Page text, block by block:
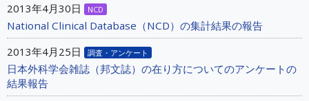
2013年4月30日
NCD
National Clinical Database（NCD）の集計結果の報告
2013年4月25日
調査・アンケート
日本外科学会雑誌（邦文誌）の在り方についてのアンケートの
結果報告